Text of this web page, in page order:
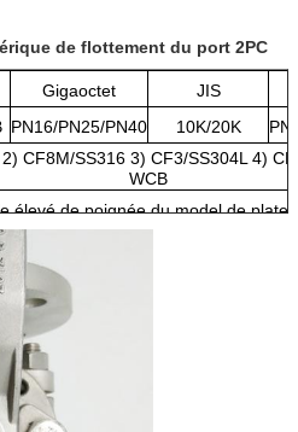
de flottement du port 2PC
Gigaoctet
JIS
PN16/PN25/PN40 10K/20K
CF8M/SS316 3) CF3/SS304L 4)
WCB
élevé de poignée du model de